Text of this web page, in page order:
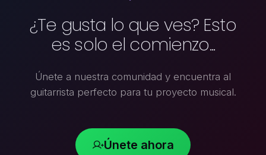
¿Te gusta lo que ves? Esto
es solo el comienzo...
Únete a nuestra comunidad y encuentra al
guitarrista perfecto para tu proyecto musical.
Únete ahora